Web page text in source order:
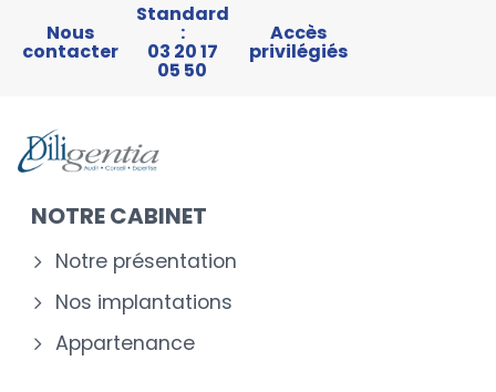
Nous
contacter
Standard
:
03 20 17
05 50
Accès
privilégiés
NOTRE CABINET
Notre présentation
Nos implantations
Appartenance